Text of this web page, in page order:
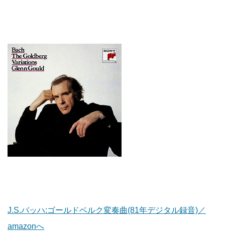
J.S.バッハ:ゴールドベルク変奏曲(81年デジタル録音)／
amazonへ